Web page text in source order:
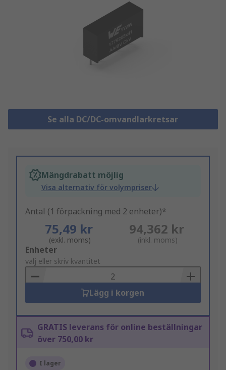
Se alla DC/DC-omvandlarkretsar
Mängdrabatt möjlig
Visa alternativ för volympriser
Antal (1 förpackning med 2 enheter)*
75,49 kr
(exkl. moms)
94,362 kr
(inkl. moms)
Add
to
Basket
Enheter
välj eller skriv kvantitet
Lägg i korgen
GRATIS leverans för online beställningar
över 750,00 kr
I lager